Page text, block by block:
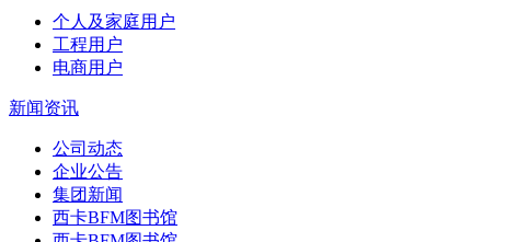
个人及家庭用户
工程用户
电商用户
新闻资讯
公司动态
企业公告
集团新闻
西卡BFM图书馆